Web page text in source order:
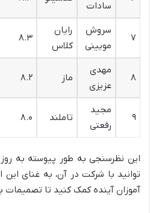
سادات
۷
سروش
مویینی
رایان
کلاس
۸.۳
۸
مهدی
عزیزی
ماز ۸.۲
۹
مجید
رفعتی
تاملند ۸.۰
این نظرسنجی به طور پیوسته به
توانید با شرکت در آن، به غنای این
آموزان آینده کمک کنید تا تصمیمات